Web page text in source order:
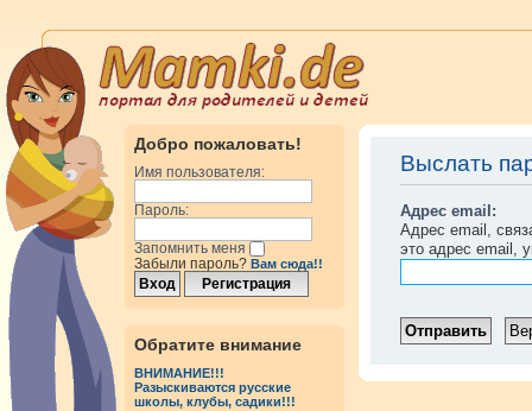
Добро пожаловать!
Имя пользователя:
Пароль:
Запомнить меня
Забыли пароль? Вам сюда!!
Обратите внимание
ВНИМАНИЕ!!!
Разыскиваются русские
школы, клубы, садики!!!
Выслать
Адрес email:
Адрес email,
это адрес email,